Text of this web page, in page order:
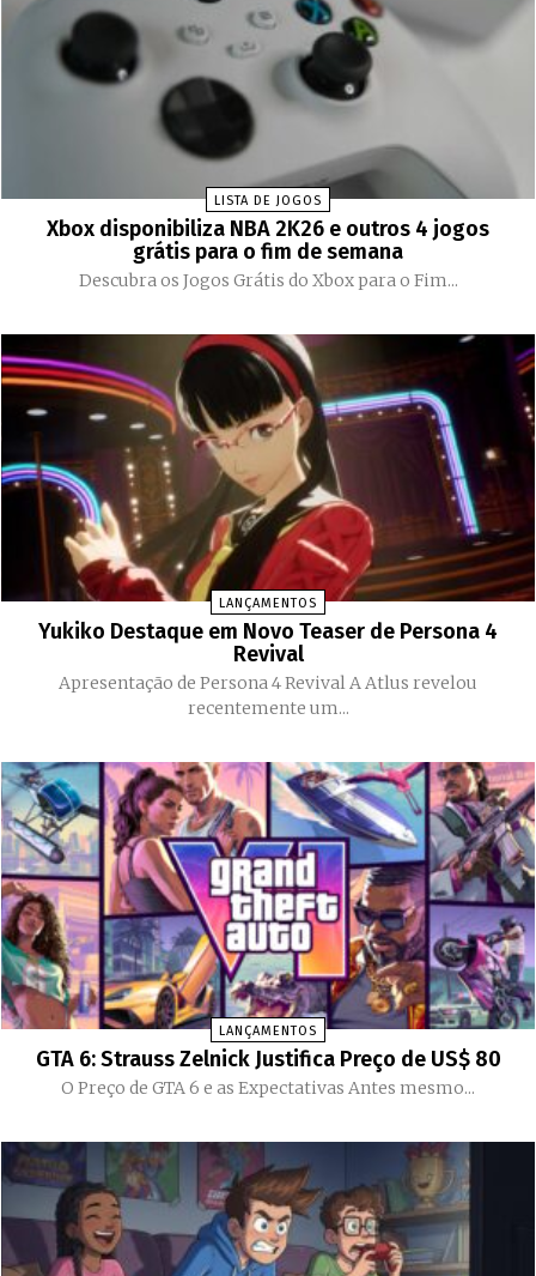
LISTA DE JOGOS
Xbox disponibiliza NBA 2K26 e outros 4 jogos
grátis para o fim de semana
Descubra os Jogos Grátis do Xbox para o Fim...
LANÇAMENTOS
Yukiko Destaque em Novo Teaser de Persona 4
Revival
Apresentação de Persona 4 Revival A Atlus revelou
recentemente um...
LANÇAMENTOS
GTA 6: Strauss Zelnick Justifica Preço de US$ 80
O Preço de GTA 6 e as Expectativas Antes mesmo...